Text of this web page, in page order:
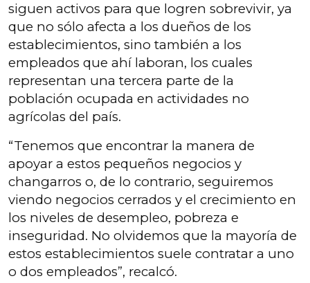
siguen activos para que logren sobrevivir, ya
que no sólo afecta a los dueños de los
establecimientos, sino también a los
empleados que ahí laboran, los cuales
representan una tercera parte de la
población ocupada en actividades no
agrícolas del país.
“Tenemos que encontrar la manera de
apoyar a estos pequeños negocios y
changarros o, de lo contrario, seguiremos
viendo negocios cerrados y el crecimiento en
los niveles de desempleo, pobreza e
inseguridad. No olvidemos que la mayoría de
estos establecimientos suele contratar a uno
o dos empleados”, recalcó.